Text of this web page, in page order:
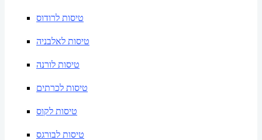
טיסות לרודוס
טיסות לאלבניה
טיסות לורנה
טיסות לכרתים
טיסות לקוס
טיסות לבורגס